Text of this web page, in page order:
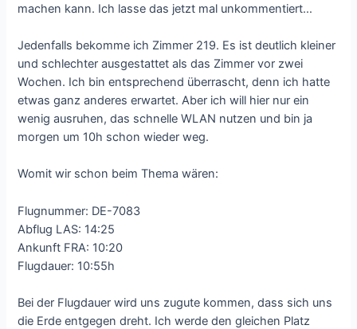
machen kann. Ich lasse das jetzt mal unkommentiert…
Jedenfalls bekomme ich Zimmer 219. Es ist deutlich kleiner
und schlechter ausgestattet als das Zimmer vor zwei
Wochen. Ich bin entsprechend überrascht, denn ich hatte
etwas ganz anderes erwartet. Aber ich will hier nur ein
wenig ausruhen, das schnelle WLAN nutzen und bin ja
morgen um 10h schon wieder weg.
Womit wir schon beim Thema wären:
Flugnummer: DE-7083
Abflug LAS: 14:25
Ankunft FRA: 10:20
Flugdauer: 10:55h
Bei der Flugdauer wird uns zugute kommen, dass sich uns
die Erde entgegen dreht. Ich werde den gleichen Platz